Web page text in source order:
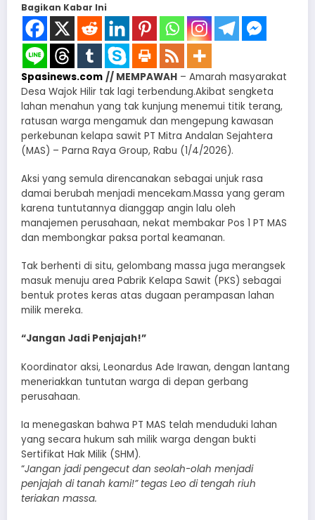
Bagikan Kabar Ini
Spasinews.com // MEMPAWAH – Amarah masyarakat
Desa Wajok Hilir tak lagi terbendung.Akibat sengketa
lahan menahun yang tak kunjung menemui titik terang,
ratusan warga mengamuk dan mengepung kawasan
perkebunan kelapa sawit PT Mitra Andalan Sejahtera
(MAS) – Parna Raya Group, Rabu (1/4/2026).
Aksi yang semula direncanakan sebagai unjuk rasa
damai berubah menjadi mencekam.Massa yang geram
karena tuntutannya dianggap angin lalu oleh
manajemen perusahaan, nekat membakar Pos 1 PT MAS
dan membongkar paksa portal keamanan.
Tak berhenti di situ, gelombang massa juga merangsek
masuk menuju area Pabrik Kelapa Sawit (PKS) sebagai
bentuk protes keras atas dugaan perampasan lahan
milik mereka.
“Jangan Jadi Penjajah!”
Koordinator aksi, Leonardus Ade Irawan, dengan lantang
meneriakkan tuntutan warga di depan gerbang
perusahaan.
Ia menegaskan bahwa PT MAS telah menduduki lahan
yang secara hukum sah milik warga dengan bukti
Sertifikat Hak Milik (SHM).
“Jangan jadi pengecut dan seolah-olah menjadi
penjajah di tanah kami!” tegas Leo di tengah riuh
teriakan massa.